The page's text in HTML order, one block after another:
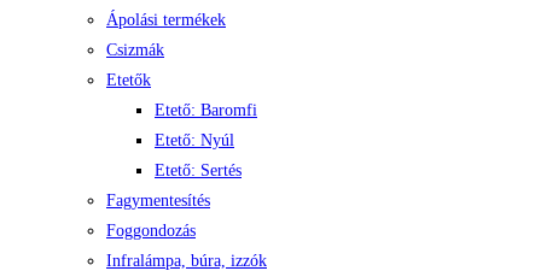
Ápolási termékek
Csizmák
Etetők
Etető: Baromfi
Etető: Nyúl
Etető: Sertés
Fagymentesítés
Foggondozás
Infralámpa, búra, izzók